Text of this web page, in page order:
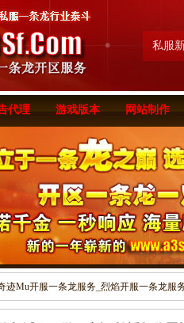
私服
代理 游戏版本 网站制作
迹Mu开服一条龙服务_烈焰开服一条龙服